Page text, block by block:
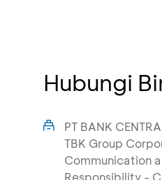
Hubungi
PT BANK
TBK Group
Communication
Responsibility -